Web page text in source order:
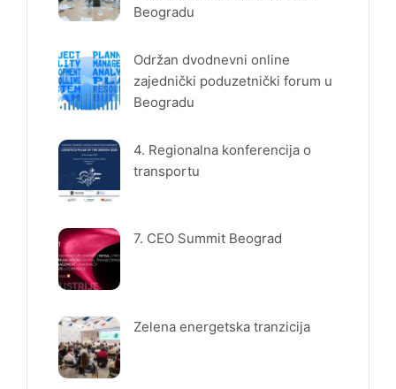
Beogradu
Održan dvodnevni online
zajednički poduzetnički forum u
Beogradu
4. Regionalna konferencija o
transportu
7. CEO Summit Beograd
Zelena energetska tranzicija